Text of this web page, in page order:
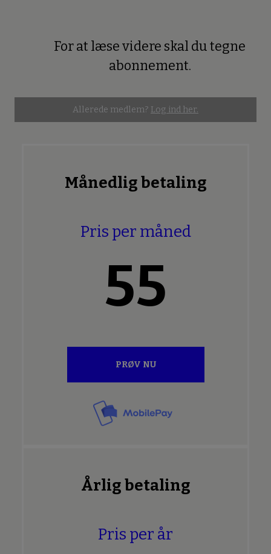
For at læse videre skal du tegne
abonnement.
Allerede medlem? Log ind her.
Månedlig betaling
Pris per måned
55
PRØV NU
Årlig betaling
Pris per år